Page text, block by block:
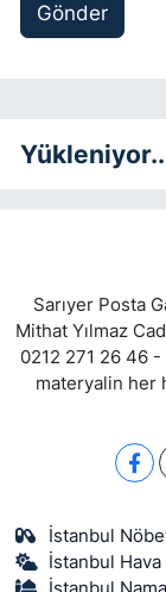
Gönder
Sarıyer Posta
Mithat Yılmaz
0212 271 26 46
materyalin her
İstanbul
İstanbul